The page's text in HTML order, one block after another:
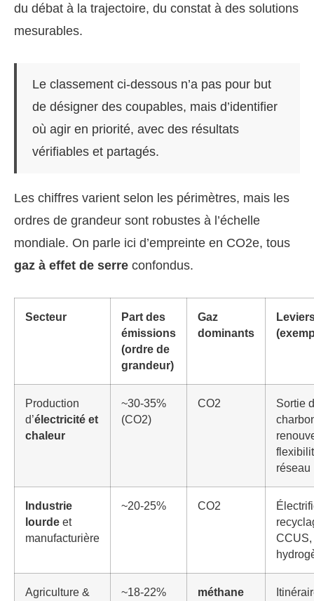
du débat à la trajectoire, du constat à des solutions
mesurables.
Le classement ci-dessous n’a pas pour but
de désigner des coupables, mais d’identifier
où agir en priorité, avec des résultats
vérifiables et partagés.
Les chiffres varient selon les périmètres, mais les
ordres de grandeur sont robustes à l’échelle
mondiale. On parle ici d’empreinte en CO2e, tous
gaz à effet de serre confondus.
Secteur
Part des
émissions
(ordre de
grandeur)
Gaz
dominants
Production
d’électricité et
chaleur
~30-35%
(CO2)
CO2
Sortie
réseau
Industrie
lourde et
manufacturière
~20-25% CO2
CCUS,
Agriculture &
~18-22%
méthane